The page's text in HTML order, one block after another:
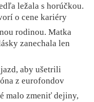
ležala s horúčkou.
o cene kariéry
rodinou. Matka
zanechala len
aby ušetrili
z eurofondov
malo zmeniť dejiny,